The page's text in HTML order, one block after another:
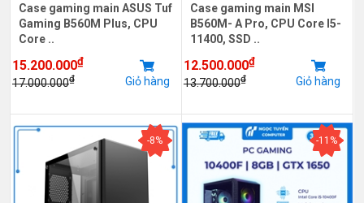
Case gaming main ASUS Tuf
Gaming B560M Plus, CPU
Core ..
15.200.000₫
17.000.000₫ Giỏ hàng
Case gaming main MSI
B560M- A Pro, CPU Core I5-
11400, SSD ..
12.500.000₫
13.700.000₫ Giỏ hàng
-8% -11%